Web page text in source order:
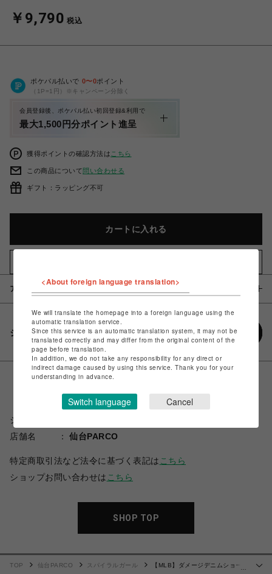
￥9,790 税込
ポケパル払いで 0〜0ポイント
（1P=1円）※キャンペーン分除く
会員登録後、ポケパル払い初回登録&利用で
最大1,500円分ポイント進呈
獲得ポイントの確認方法は こちら
この商品について問い合わせる
ギフト：ラッピング不可
カートに入れる
アイテム説明 / 素材
シェアする
ショップ名
店舗名
仙台PARCO
特定商取引法など法令に基づく表記は こちら
ショップお問い合わせは こちら
SHOP TOP
TOP 仙台PARCO スパイラルガール
【MLB】ダメージデニムショー
<About foreign language translation>
We will translate the homepage into a foreign language using the
automatic translation service.
Since this service is an automatic translation system, it may not be
translated correctly and may differ from the original content of the
page before translation.
In addition, we do not take any responsibility for any direct or
indirect damage caused by using this service. Thank you for your
understanding in advance.
Switch language Cancel